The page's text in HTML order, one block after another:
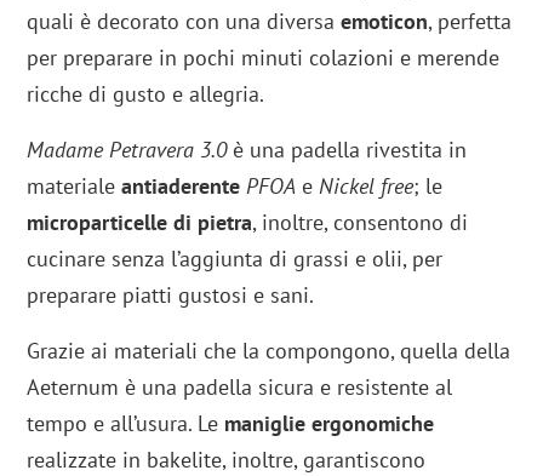
quali è decorato con una diversaemoticon, perfetta
per preparare in pochi minuti colazioni e merende
ricche di gusto e allegria.
Madame Petravera 3.0è una padella rivestita in
materialeantiaderente PFOA eNickel free; le
microparticelle di pietra, inoltre, consentono di
cucinare senza l’aggiunta di grassi e olii, per
preparare piatti gustosi e sani.
Grazie ai materiali che la compongono, quella della
Aeternum è una padella sicura e resistente al
tempo e all’usura. Le maniglie ergonomiche
realizzate in bakelite, inoltre, garantiscono